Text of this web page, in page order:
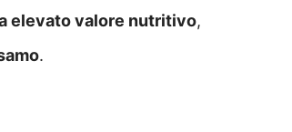
elevato valore nutritivo,
.